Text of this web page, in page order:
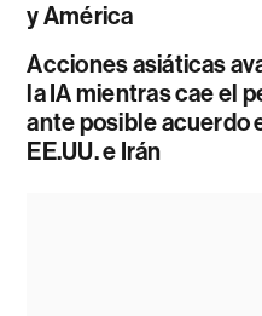
y América
Acciones asiáticas
la IA mientras cae el
ante posible acuerdo
EE.UU. e Irán